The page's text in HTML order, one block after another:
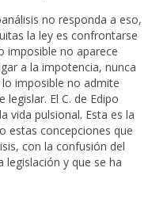
no responda a eso,
la ley es confrontarse
imposible no aparece
a la impotencia, nunca
imposible no admite
legislar. El C. de Edipo
vida pulsional. Esta es la
estas concepciones que
con la confusión del
legislación y que se ha